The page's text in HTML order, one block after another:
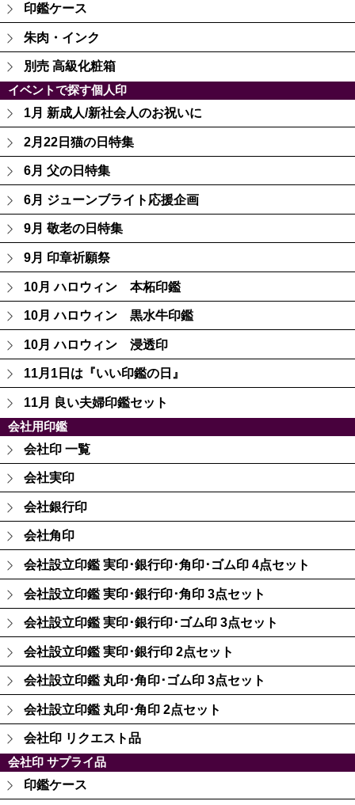
印鑑ケース
朱肉・インク
別売 高級化粧箱
イベントで探す個人印
1月 新成人/新社会人のお祝いに
2月22日猫の日特集
6月 父の日特集
6月 ジューンブライト応援企画
9月 敬老の日特集
9月 印章祈願祭
10月 ハロウィン 本柘印鑑
10月 ハロウィン 黒水牛印鑑
10月 ハロウィン 浸透印
11月1日は『いい印鑑の日』
11月 良い夫婦印鑑セット
会社用印鑑
会社印 一覧
会社実印
会社銀行印
会社角印
会社設立印鑑 実印･銀行印･角印･ゴム印 4点セット
会社設立印鑑 実印･銀行印･角印 3点セット
会社設立印鑑 実印･銀行印･ゴム印 3点セット
会社設立印鑑 実印･銀行印 2点セット
会社設立印鑑 丸印･角印･ゴム印 3点セット
会社設立印鑑 丸印･角印 2点セット
会社印 リクエスト品
会社印 サプライ品
印鑑ケース